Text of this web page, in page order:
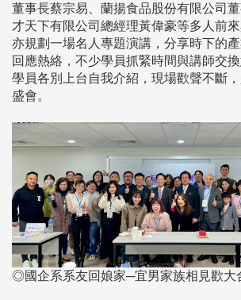
董事長蔡宗易、蘭揚食品股份有限公司
才天下有限公司總經理黃偉豪等多人前
亦規劃一場名人專題演講，分享時下的
回應熱絡，不少學員抓緊時間與講師交
學員各別上台自我介紹，現場歡聲不斷
盛會。
◎國企系系友回娘家─宜男家族相見歡大